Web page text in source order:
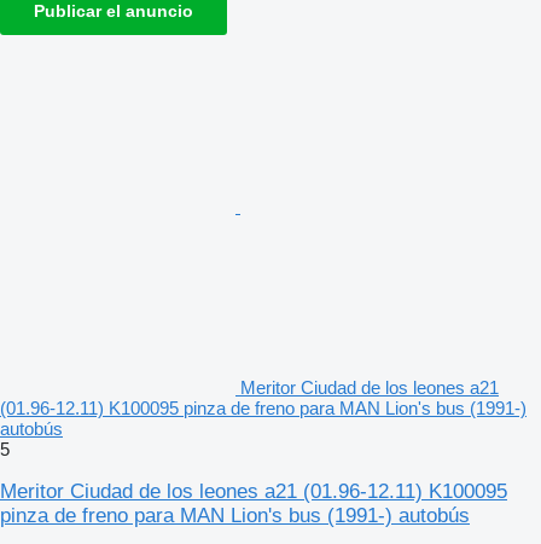
Publicar el anuncio
Meritor Ciudad de los leones a21
(01.96-12.11) K100095 pinza de freno para MAN Lion's bus (1991-)
autobús
5
Meritor Ciudad de los leones a21 (01.96-12.11) K100095
pinza de freno para MAN Lion's bus (1991-) autobús